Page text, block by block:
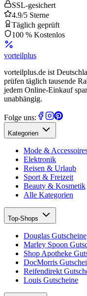
SSL-gesichert
4.9/5 Sterne
Täglich geprüft
100 % Kostenlos
vorteilplus
vorteilplus.de ist
prüfen täglich tausende
jedem Online-Einkauf
unabhängig.
Folge uns:
Kategorien
Mode &
Elektronik
Reisen & Urlaub
Sport & Freizeit
Beauty & Kosmetik
Alle Kategorien
Top-Shops
Douglas Gutscheine
Marley Spoon
Shop Apotheke
DocMorris
Reifendirekt
Louis Gutscheine